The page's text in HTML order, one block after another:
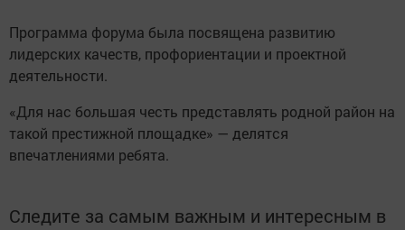
Программа форума была посвящена развитию
лидерских качеств, профориентации и проектной
деятельности.
«Для нас большая честь представлять родной район на
такой престижной площадке» — делятся
впечатлениями ребята.
Следите за самым важным и интересным в